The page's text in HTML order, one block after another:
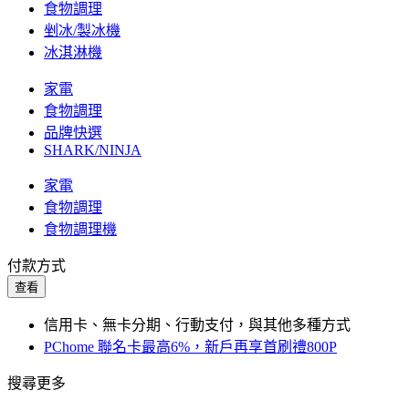
食物調理
剉冰/製冰機
冰淇淋機
家電
食物調理
品牌快選
SHARK/NINJA
家電
食物調理
食物調理機
付款方式
查看
信用卡、無卡分期、行動支付，與其他多種方式
PChome 聯名卡最高6%，新戶再享首刷禮800P
搜尋更多